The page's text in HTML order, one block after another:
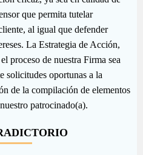
que permita tutelar
al igual que defender
La Estrategia de Acción,
proceso de nuestra Firma sea
solicitudes oportunas a la
de la compilación de elementos
patrocinado(a).